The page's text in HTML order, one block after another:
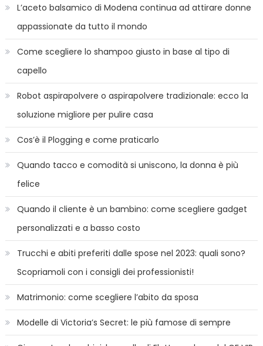
L’aceto balsamico di Modena continua ad attirare donne
appassionate da tutto il mondo
Come scegliere lo shampoo giusto in base al tipo di
capello
Robot aspirapolvere o aspirapolvere tradizionale: ecco la
soluzione migliore per pulire casa
Cos’è il Plogging e come praticarlo
Quando tacco e comodità si uniscono, la donna è più
felice
Quando il cliente è un bambino: come scegliere gadget
personalizzati e a basso costo
Trucchi e abiti preferiti dalle spose nel 2023: quali sono?
Scopriamoli con i consigli dei professionisti!
Matrimonio: come scegliere l’abito da sposa
Modelle di Victoria’s Secret: le più famose di sempre